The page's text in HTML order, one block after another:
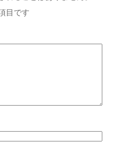
目です